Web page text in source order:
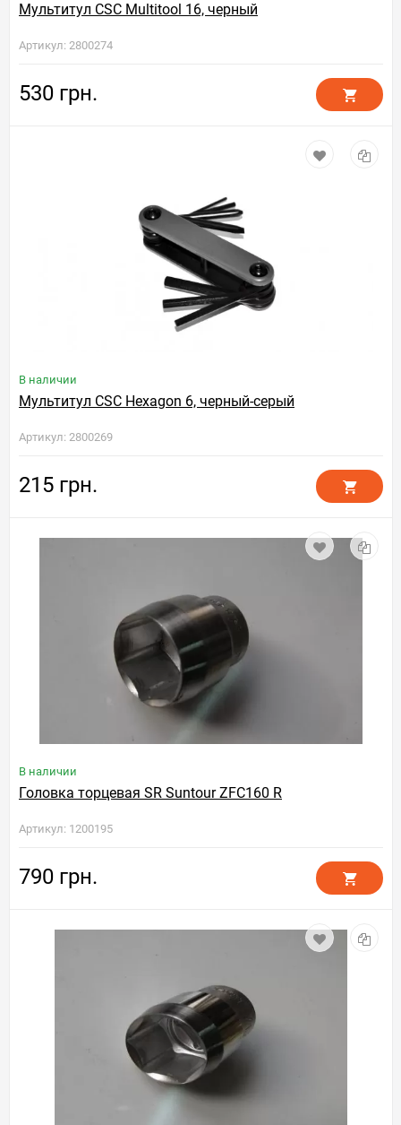
Мультитул CSC Multitool 16, черный
Артикул: 2800274
530 грн.
В наличии
Мультитул CSC Hexagon 6, черный-серый
Артикул: 2800269
215 грн.
В наличии
Головка торцевая SR Suntour ZFC160 R
Артикул: 1200195
790 грн.